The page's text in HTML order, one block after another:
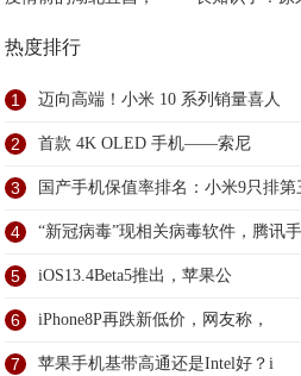
热度排行
1 迈向高端！小米 10 系列销量喜人
2 首款 4K OLED 手机——索尼
3 国产手机保值率排名：小米9只排第
4 “新冠病毒”现相关病毒软件，腾讯
5 iOS13.4Beta5推出，苹果公
6 iPhone8P再跌新低价，网友称，
7 苹果手机基带高通还是Intel好？i